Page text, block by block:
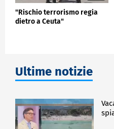
"Rischio terrorismo regia
dietro a Ceuta"
Ultime notizie